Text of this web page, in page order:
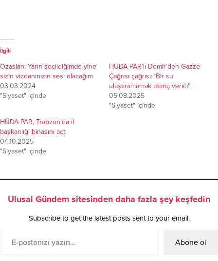
İlgili
Özaslan: Yarın seçildiğimde yine
sizin vicdanınızın sesi olacağım
03.03.2024
"Siyaset" içinde
HÜDA PAR’lı Demir’den Gazze
Çağrısı çağrısı: ‘Bir su
ulaştıramamak utanç verici’
05.08.2025
"Siyaset" içinde
HÜDA PAR, Trabzon’da il
başkanlığı binasını açtı
04.10.2025
"Siyaset" içinde
Ulusal Gündem sitesinden daha fazla şey keşfedin
Subscribe to get the latest posts sent to your email.
Abone ol